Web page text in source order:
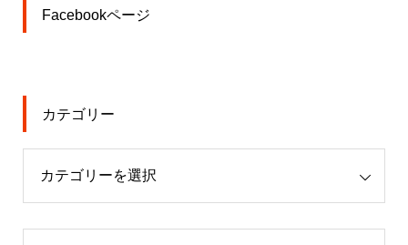
Facebookページ
カテゴリー